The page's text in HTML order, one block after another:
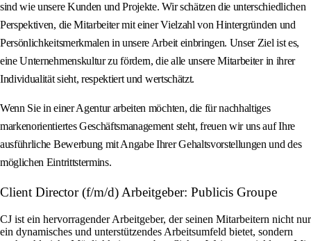
sind wie unsere Kunden und Projekte. Wir schätzen die unterschiedlichen
Perspektiven, die Mitarbeiter mit einer Vielzahl von Hintergründen und
Persönlichkeitsmerkmalen in unsere Arbeit einbringen. Unser Ziel ist es,
eine Unternehmenskultur zu fördern, die alle unsere Mitarbeiter in ihrer
Individualität sieht, respektiert und wertschätzt.
Wenn Sie in einer Agentur arbeiten möchten, die für nachhaltiges
markenorientiertes Geschäftsmanagement steht, freuen wir uns auf Ihre
ausführliche Bewerbung mit Angabe Ihrer Gehaltsvorstellungen und des
möglichen Eintrittstermins.
Client Director (f/m/d) Arbeitgeber: Publicis Groupe
CJ ist ein hervorragender Arbeitgeber, der seinen Mitarbeitern nicht nur
ein dynamisches und unterstützendes Arbeitsumfeld bietet, sondern